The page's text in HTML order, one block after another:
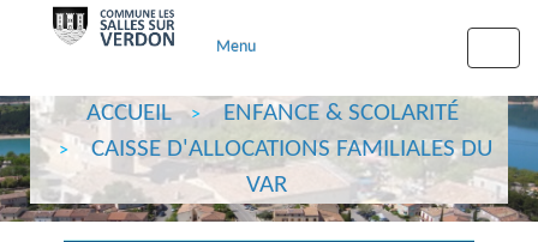
Menu
ACCUEIL
ENFANCE & SCOLARITÉ
CAISSE D'ALLOCATIONS FAMILIALES DU
VAR